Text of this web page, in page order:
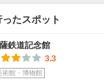
たスポット
鉄道記念館
3.3
術館・博物館